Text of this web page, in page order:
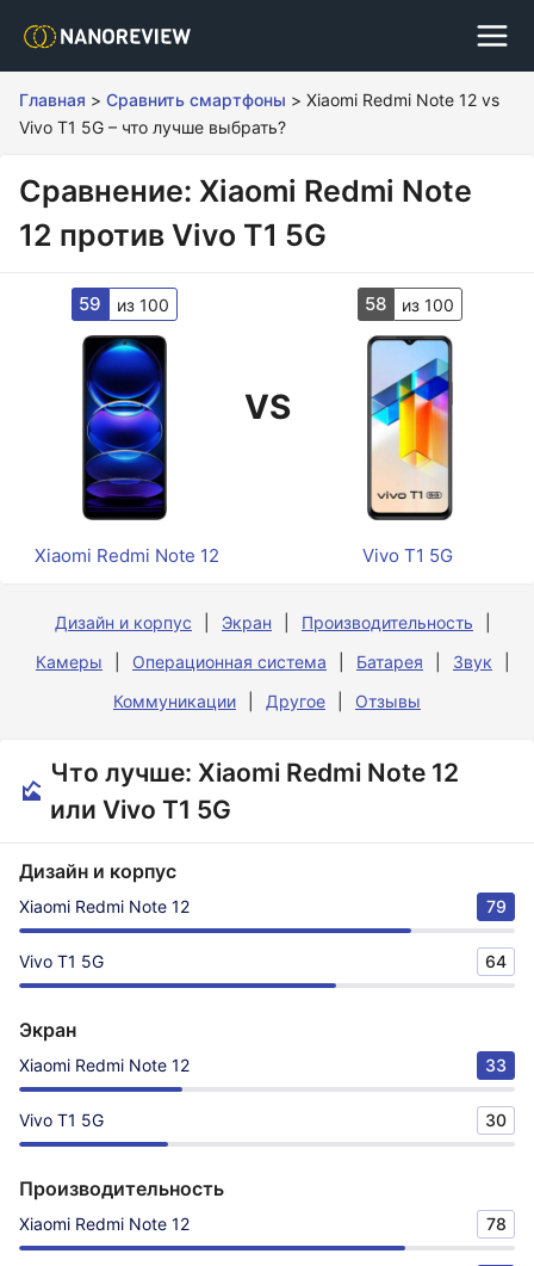
Главная > Сравнить смартфоны > Xiaomi Redmi Note 12 vs
Vivo T1 5G – что лучше выбрать?
Сравнение: Xiaomi Redmi Note
12 против Vivo T1 5G
59 из 100
VS
58 из 100
Xiaomi Redmi Note 12 Vivo T1 5G
Дизайн и корпус Экран
Производительность
Камеры
Операционная система Батарея
Звук
Коммуникации
Другое Отзывы
Что лучше: Xiaomi Redmi Note 12
или Vivo T1 5G
Дизайн и корпус
Xiaomi Redmi Note 12 79
Vivo T1 5G 64
Экран
Xiaomi Redmi Note 12 33
Vivo T1 5G 30
Производительность
Xiaomi Redmi Note 12 78